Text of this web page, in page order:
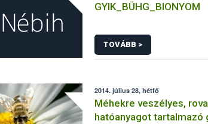
GYIK_BÜHG_BIONYOM
TOVÁBB >
2014. július 28, hétfő
Méhekre veszélyes,
hatóanyagot tartalmazó